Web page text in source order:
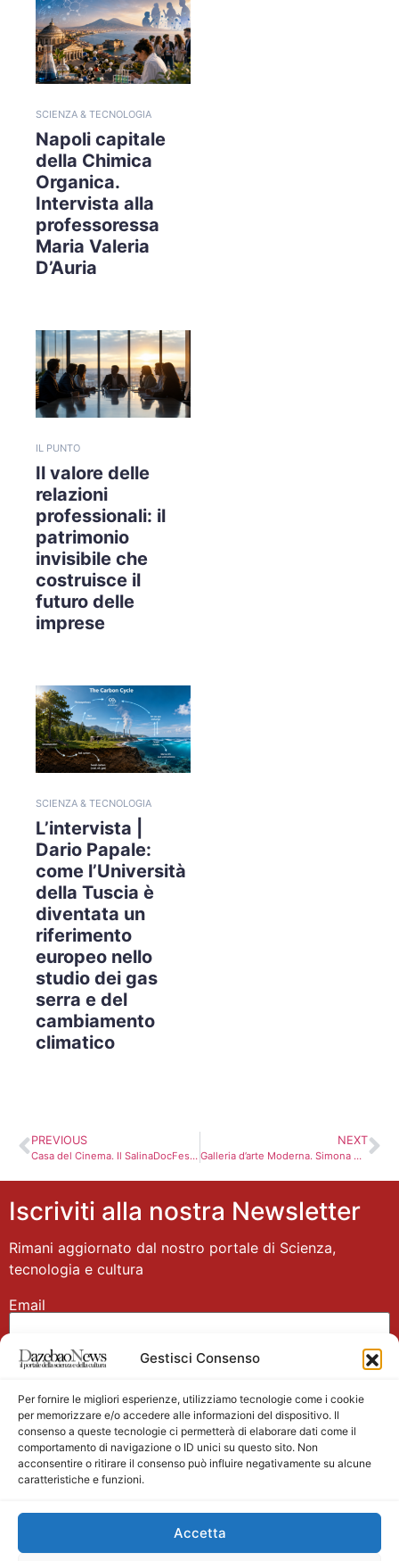
Gestisci Consenso
Per fornire le migliori esperienze, utilizziamo tecnologie come i cookie
per memorizzare e/o accedere alle informazioni del dispositivo. Il
consenso a queste tecnologie ci permetterà di elaborare dati come il
comportamento di navigazione o ID unici su questo sito. Non
acconsentire o ritirare il consenso può influire negativamente su alcune
caratteristiche e funzioni.
Accetta
SCIENZA & TECNOLOGIA
Napoli capitale
della Chimica
Organica.
Intervista alla
professoressa
Maria Valeria
D’Auria
IL PUNTO
Il valore delle
relazioni
professionali: il
patrimonio
invisibile che
costruisce il
futuro delle
imprese
SCIENZA & TECNOLOGIA
L’intervista |
Dario Papale:
come l’Università
della Tuscia è
diventata un
riferimento
europeo nello
studio dei gas
serra e del
cambiamento
climatico
PREVIOUS
Casa del Cinema. Il SalinaDocFest chiude nel segno della solidarietà
NEXT
Galleria d’arte Moderna. Simona Marchini “L’importanza di chiamarsi Constance” di Valeria Moretti
Iscriviti alla nostra Newsletter
Rimani aggiornato dal nostro portale di Scienza,
tecnologia e cultura
Email
Nome
Main partner